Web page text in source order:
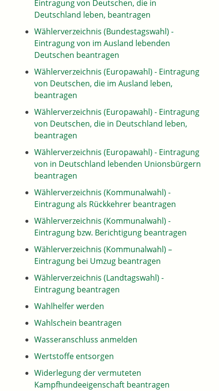
Eintragung von Deutschen, die in
Deutschland leben, beantragen
Wählerverzeichnis (Bundestagswahl) -
Eintragung von im Ausland lebenden
Deutschen beantragen
Wählerverzeichnis (Europawahl) - Eintragung
von Deutschen, die im Ausland leben,
beantragen
Wählerverzeichnis (Europawahl) - Eintragung
von Deutschen, die in Deutschland leben,
beantragen
Wählerverzeichnis (Europawahl) - Eintragung
von in Deutschland lebenden Unionsbürgern
beantragen
Wählerverzeichnis (Kommunalwahl) -
Eintragung als Rückkehrer beantragen
Wählerverzeichnis (Kommunalwahl) -
Eintragung bzw. Berichtigung beantragen
Wählerverzeichnis (Kommunalwahl) –
Eintragung bei Umzug beantragen
Wählerverzeichnis (Landtagswahl) -
Eintragung beantragen
Wahlhelfer werden
Wahlschein beantragen
Wasseranschluss anmelden
Wertstoffe entsorgen
Widerlegung der vermuteten
Kampfhundeeigenschaft beantragen